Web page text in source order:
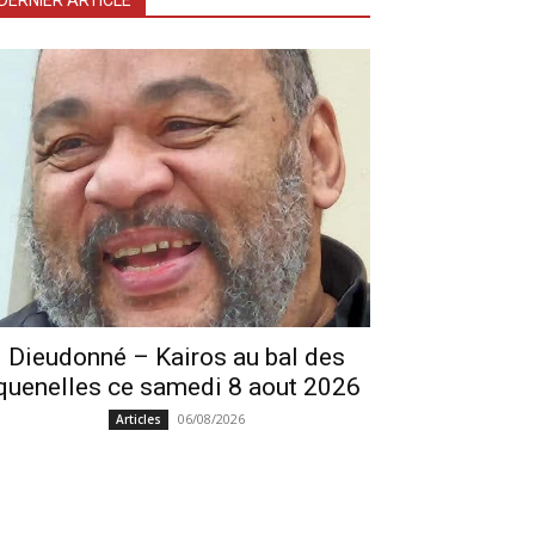
Dieudonné – Kairos au bal des
ce samedi 8 aout 2026
Articles 06/08/2026